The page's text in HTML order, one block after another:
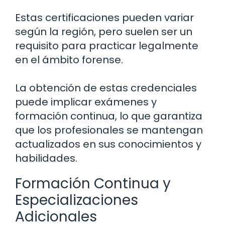
Estas certificaciones pueden variar
según la región, pero suelen ser un
requisito para practicar legalmente
en el ámbito forense.
La obtención de estas credenciales
puede implicar exámenes y
formación continua, lo que garantiza
que los profesionales se mantengan
actualizados en sus conocimientos y
habilidades.
Formación Continua y
Especializaciones
Adicionales